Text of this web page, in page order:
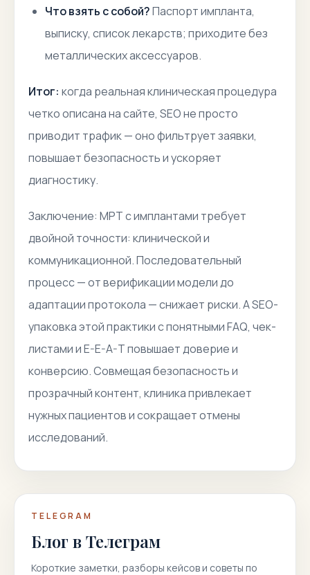
Что взять с собой?Паспорт импланта,
выписку, список лекарств; приходите без
металлических аксессуаров.
Итог: когда реальная клиническая процедура
четко описана на сайте, SEO не просто
приводит трафик — оно фильтрует заявки,
повышает безопасность и ускоряет
диагностику.
Заключение: МРТ с имплантами требует
двойной точности: клинической и
коммуникационной. Последовательный
процесс — от верификации модели до
адаптации протокола — снижает риски. А SEO-
упаковка этой практики с понятными FAQ, чек-
листами и E-E-A-T повышает доверие и
конверсию. Совмещая безопасность и
прозрачный контент, клиника привлекает
нужных пациентов и сокращает отмены
исследований.
TELEGRAM
Блог в Телеграм
Короткие заметки, разборы кейсов и советы по